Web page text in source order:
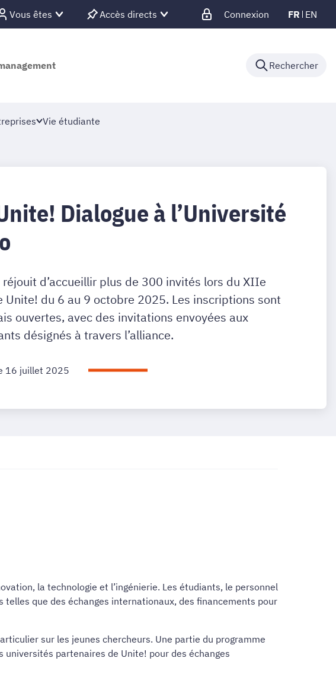
Vous êtes Accès directs Connexion FR EN
Rechercher
Vie étudiante
Dialogue à l’Université
d’accueillir plus de 300 invités lors du XIIe
Unite! du 6 au 9 octobre 2025. Les inscriptions sont
ouvertes, avec des invitations envoyées aux
désignés à travers l’alliance.
16 juillet 2025
la technologie et l’ingénierie. Les étudiants, le personnel
que des échanges internationaux, des financements pour
sur les jeunes chercheurs. Une partie du programme
universités partenaires de Unite! pour des échanges